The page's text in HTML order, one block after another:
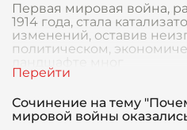
Первая мировая война,
1914 года, стала
изменений, оставив
политическом,
Сочинение на тему
мировой войны